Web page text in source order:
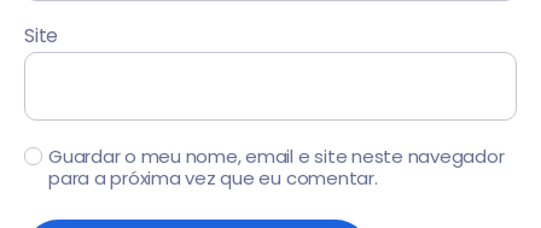
Site
Guardar o meu nome, email e site neste navegador
para a próxima vez que eu comentar.